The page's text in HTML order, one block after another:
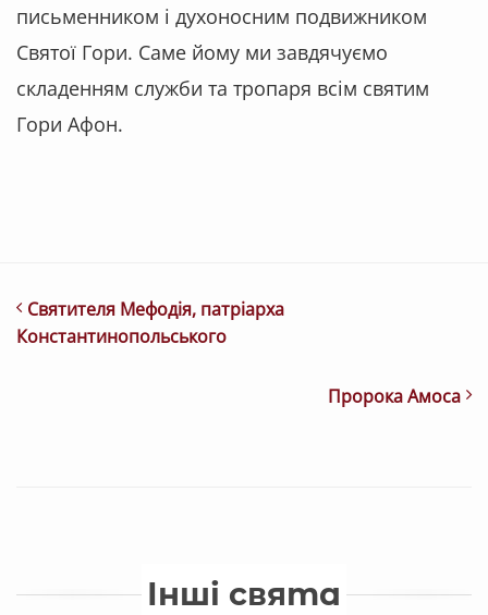
письменником і духоносним подвижником
Святої Гори. Саме йому ми завдячуємо
складенням служби та тропаря всім святим
Гори Афон.
Святителя Мефодія, патріарха
Константинопольського
Пророка Амоса
Інші свята